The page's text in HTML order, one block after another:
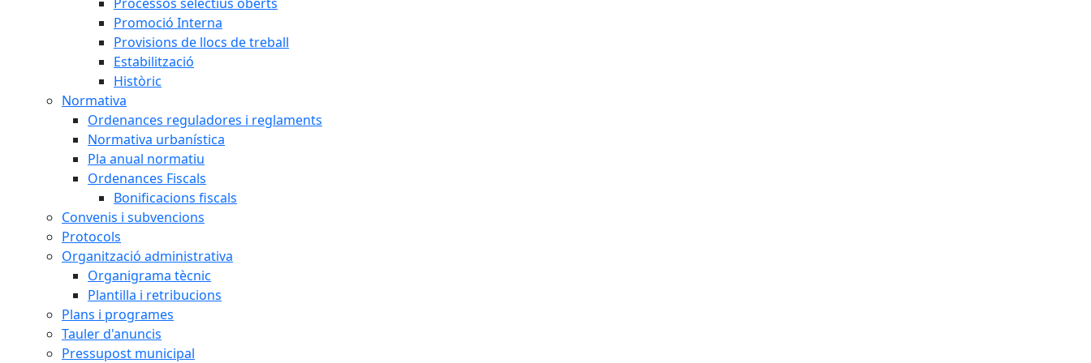
Promoció Interna
Provisions de llocs de treball
Estabilització
Històric
Normativa
Ordenances reguladores i reglaments
Normativa urbanística
Pla anual normatiu
Ordenances Fiscals
Bonificacions fiscals
Convenis i subvencions
Protocols
Organització administrativa
Organigrama tècnic
Plantilla i retribucions
Plans i programes
Tauler d'anuncis
Pressupost municipal